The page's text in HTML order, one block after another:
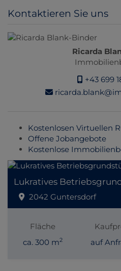
Kontaktieren Sie uns
Ricarda
+43 699
Kostenlosen Virtuellen
Offene Jobangebote
Kostenlose
Lukratives
2042 Guntersdorf
Fläche
ca. 300 m2
auf